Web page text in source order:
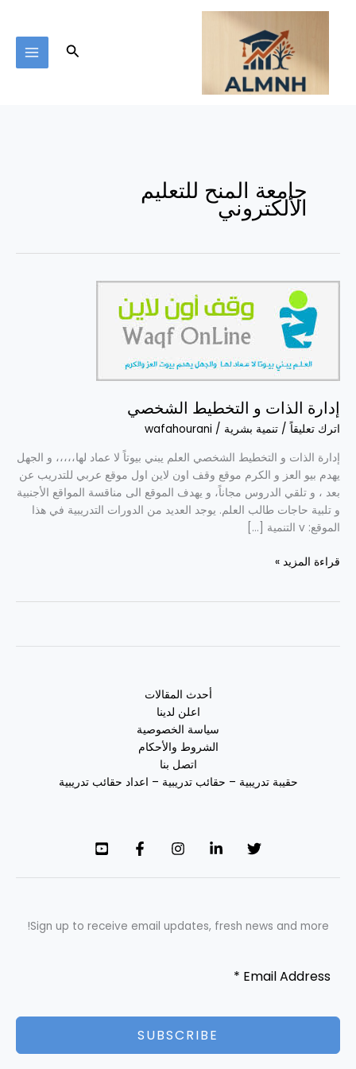
تخطي
البحث
جامعة المنح للتعليم
الألكتروني
إدارة الذات و التخطيط الشخصي
اترك تعليقاً / تنمية بشرية /
wafahourani
إدارة الذات و التخطيط الشخصي العلم يبني بيوتاً لا عماد لها،،،،، و الجهل
يهدم بيو العز و الكرم موقع وقف اون لاين اول موقع عربي للتدريب عن
بعد ، و تلقي الدروس مجاناً، و يهدف الموقع الى مناقسة المواقع الأجنبية
و تلبية حاجات طالب العلم. يوجد العديد من الدورات التدريبية في هذا
الموقع: v التنمية […]
الذات
التخطيط
الشخصي
قراءة المزيد »
أحدث المقالات
اعلن لدينا
سياسة الخصوصية
الشروط والأحكام
اتصل بنا
حقيبة تدريبية – حقائب تدريبية – اعداد حقائب تدريبية
Sign up to receive email updates, fresh news and more!
SUBSCRIBE